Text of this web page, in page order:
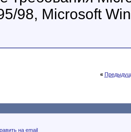
98, Microsoft
«
на email